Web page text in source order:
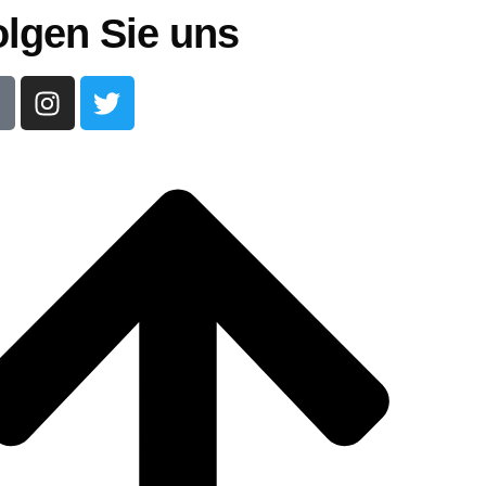
Sie uns